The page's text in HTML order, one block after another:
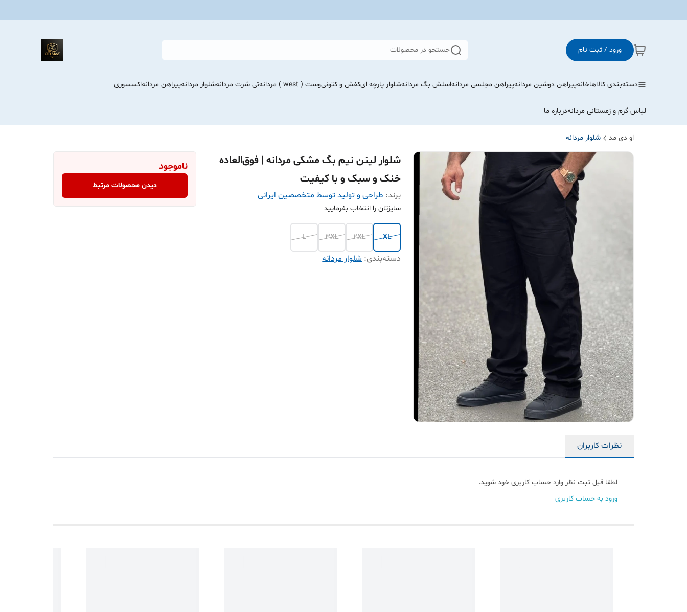
ورود / ثبت نام جستجو در محصولات
دسته‌بندی کالاهاخانهپیراهن دوشین مردانهپیراهن مجلسی مردانهاسلش بگ مردانهشلوار پارچه ایکفش و کتونیوست ( west ) مردانه تی شرت مردانهشلوار مردانهپیراهن مردانهاکسسوری
لباس گرم و زمستانی مردانهدرباره ما
او دی مد شلوار مردانه
شلوار لینن نیم بگ مشکی مردانه | فوق‌العاده
خنک و سبک و با کیفیت
برند: طراحی و تولید توسط متخصصین ایرانی
سایزتان را انتخاب بفرمایید
XL
2XL
3XL
L
دسته‌بندی:شلوار مردانه
ناموجود
دیدن محصولات مرتبط
نظرات کاربران
لطفا قبل ثبت نظر وارد حساب کاربری خود شوید.
ورود به حساب کاربری